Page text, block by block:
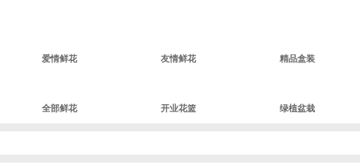
爱情鲜花 友情鲜花 精品盒装
全部鲜花 开业花篮 绿植盆栽